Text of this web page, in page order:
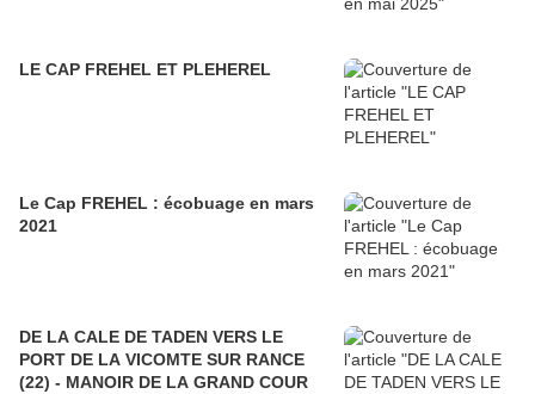
LE CAP FREHEL ET PLEHEREL
Le Cap FREHEL : écobuage en mars
2021
DE LA CALE DE TADEN VERS LE
PORT DE LA VICOMTE SUR RANCE
(22) - MANOIR DE LA GRAND COUR